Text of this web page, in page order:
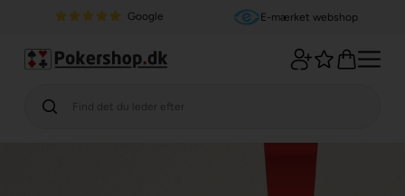
Google E-mærket webshop